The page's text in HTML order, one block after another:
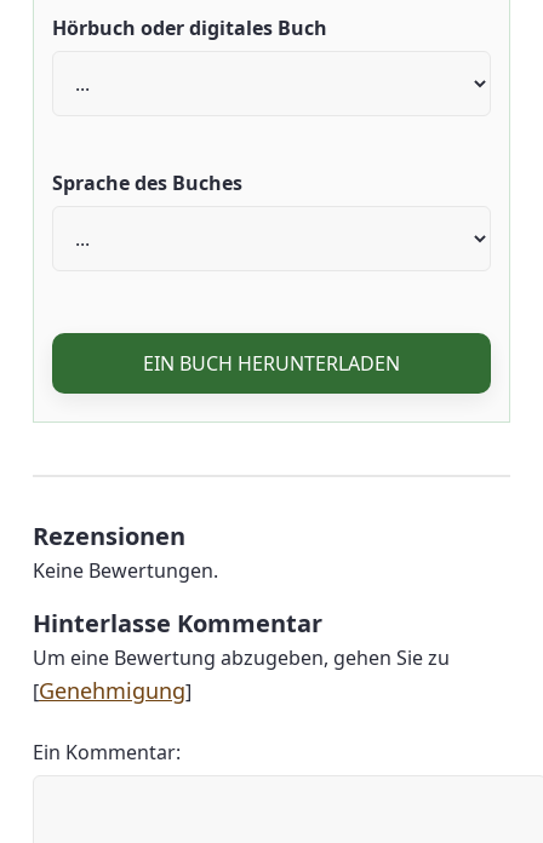
Hörbuch oder digitales Buch
Sprache des Buches
EIN BUCH HERUNTERLADEN
Rezensionen
Keine Bewertungen.
Hinterlasse Kommentar
Um eine Bewertung abzugeben, gehen Sie zu
[Genehmigung]
Ein Kommentar: